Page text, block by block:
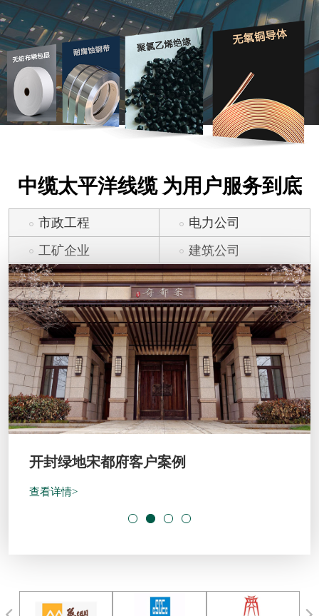
中缆太平洋线缆 为用户服务到底
市政工程
电力公司
工矿企业
建筑公司
开封绿地宋都府客户案例
查看详情>